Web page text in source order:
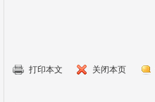
打印本文 关闭本页